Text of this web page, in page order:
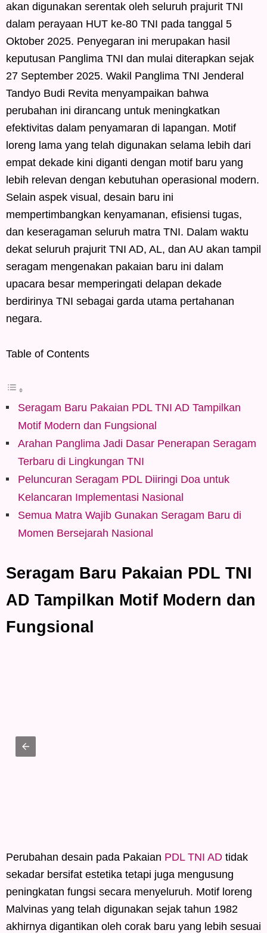
akan digunakan serentak oleh seluruh prajurit TNI
dalam perayaan HUT ke-80 TNI pada tanggal 5
Oktober 2025. Penyegaran ini merupakan hasil
keputusan Panglima TNI dan mulai diterapkan sejak
27 September 2025. Wakil Panglima TNI Jenderal
Tandyo Budi Revita menyampaikan bahwa
perubahan ini dirancang untuk meningkatkan
efektivitas dalam penyamaran di lapangan. Motif
loreng lama yang telah digunakan selama lebih dari
empat dekade kini diganti dengan motif baru yang
lebih relevan dengan kebutuhan operasional modern.
Selain aspek visual, desain baru ini
mempertimbangkan kenyamanan, efisiensi tugas,
dan keseragaman seluruh matra TNI. Dalam waktu
dekat seluruh prajurit TNI AD, AL, dan AU akan tampil
seragam mengenakan pakaian baru ini dalam
upacara besar memperingati delapan dekade
berdirinya TNI sebagai garda utama pertahanan
negara.
Table of Contents
Seragam Baru Pakaian PDL TNI AD Tampilkan
Motif Modern dan Fungsional
Arahan Panglima Jadi Dasar Penerapan Seragam
Terbaru di Lingkungan TNI
Peluncuran Seragam PDL Diiringi Doa untuk
Kelancaran Implementasi Nasional
Semua Matra Wajib Gunakan Seragam Baru di
Momen Bersejarah Nasional
Seragam Baru Pakaian PDL TNI
AD Tampilkan Motif Modern dan
Fungsional
Perubahan desain pada Pakaian PDL TNI AD tidak
sekadar bersifat estetika tetapi juga mengusung
peningkatan fungsi secara menyeluruh. Motif loreng
Malvinas yang telah digunakan sejak tahun 1982
akhirnya digantikan oleh corak baru yang lebih sesuai